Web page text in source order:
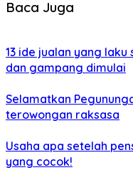
Baca Juga
13 ide jualan yang
dan gampang dimulai
Selamatkan
terowongan raksasa
Usaha apa setelah
yang cocok!